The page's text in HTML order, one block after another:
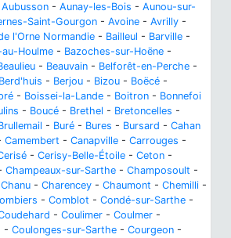
Aubusson - Aunay-les-Bois - Aunou-sur-
Saint-Gourgon - Avoine - Avrilly -
l'Orne Normandie - Bailleul - Barville -
Houlme - Bazoches-sur-Hoëne -
- Beauvain - Belforêt-en-Perche -
Berd'huis - Berjou - Bizou - Boëcé -
- Boissei-la-Lande - Boitron - Bonnefoi
- Boucé - Brethel - Bretoncelles -
- Buré - Bures - Bursard - Cahan
Camembert - Canapville - Carrouges -
- Cerisy-Belle-Étoile - Ceton -
Champeaux-sur-Sarthe - Champosoult -
Chanu - Charencey - Chaumont - Chemilli -
- Comblot - Condé-sur-Sarthe -
- Coulimer - Coulmer -
- Coulonges-sur-Sarthe - Courgeon -